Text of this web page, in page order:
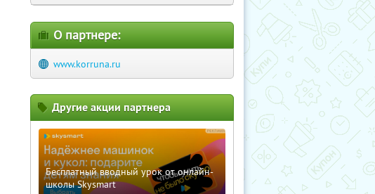
О партнере:
www.korruna.ru
Другие акции партнера
Бесплатный вводный урок от онлайн-
школы Skysmart